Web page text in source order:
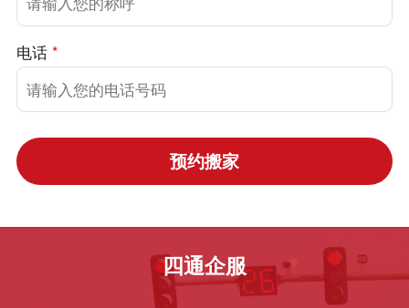
电话 *
预约搬家
四通企服